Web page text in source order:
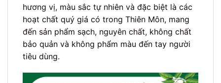
hương vị, màu sắc tự nhiên và đặc biệt là các
hoạt chất quý giá có trong Thiên Môn, mang
đến sản phẩm sạch, nguyên chất, không chất
bảo quản và không phẩm màu đến tay người
tiêu dùng.